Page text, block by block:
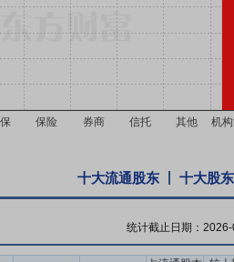
十大流通股东 十大股东
统计截止日期：